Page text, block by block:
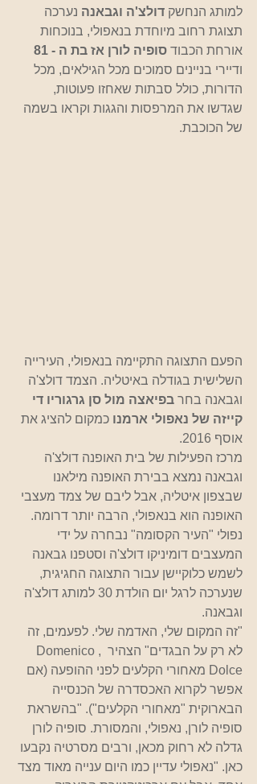
למותג הנחשק דולצ'ה וגבאנה נערכה
תצוגת רחוב מיוחדת בנאפולי, בנוכחות
אורחת הכבוד סופיה לורן אז בת ה - 81
ודיירי בניינים סמוכים מכל הגילאים, מכל
הדורות, כולל סבתות שאחזו פעוטות,
שגדשו את המרפסות והגגות וקראו בשמה
של הכוכבת.
הפעם התצוגה התקיימה בנאפולי, העירייה
השלישית בגודלה באיטליה. הצמד דולצ'ה
וגבאנה בחר בפיאצה מול סן גרגוריו די
קייזה של נאפולי ארמנו כמקום להציג את
אוסף 2016.
מרכז הפעילות של בית האופנה דולצ'ה
וגבאנה נמצא בבירת האופנה מילאנו
שבצפון איטליה, אבל ליבם של צמד מעצבי
האופנה הוא בנאפולי, הרבה יותר דרומה.
נפולי "העיר הקסומה" נבחרה על ידי
המעצבים דומיניקו דולצ'ה וסטפנו גבאנה
לשמש כלוקיישן עבור התצוגה החגיגית,
שנערכה לרגל יום הולדת 30 למותג דולצ'ה
וגבאנה.
"זה המקום שלי, האדמה שלי. לפעמים, זה
לא רק על הבגדים" הצהיר  ,Domenico
Dolce מאחורי הקלעים לפני ההופעה (אם
אפשר לקרוא האכסדרה של הכנסייה
הבארוקית "מאחורי הקלעים"). "בהשראת
סופיה לורן, נאפולי, והמסורת. סופיה לורן
גדלה לא רחוק מכאן, ורבים מסרטיה נקבעו
כאן. "נאפולי עדיין כמו היום ענייה מאוד מצד